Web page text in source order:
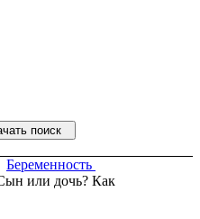
Беременность
или дочь? Как